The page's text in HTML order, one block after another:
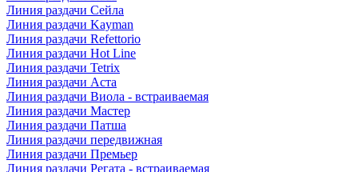
Линия раздачи Сейла
Линия раздачи Kayman
Линия раздачи Refettorio
Линия раздачи Hot Line
Линия раздачи Tetrix
Линия раздачи Аста
Линия раздачи Виола - встраиваемая
Линия раздачи Мастер
Линия раздачи Патша
Линия раздачи передвижная
Линия раздачи Премьер
Линия раздачи Регата - встраиваемая